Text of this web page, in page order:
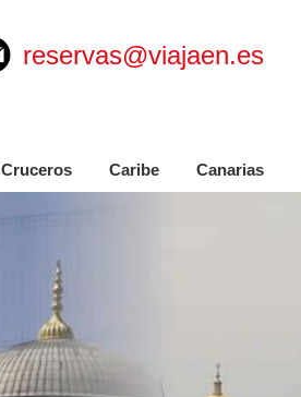
reservas@viajaen.es
Cruceros Caribe Canarias